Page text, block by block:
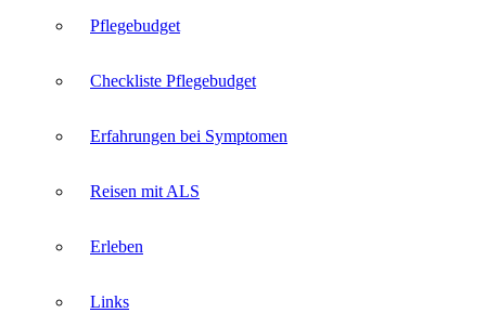
Pflegebudget
Checkliste Pflegebudget
Erfahrungen bei Symptomen
Reisen mit ALS
Erleben
Links